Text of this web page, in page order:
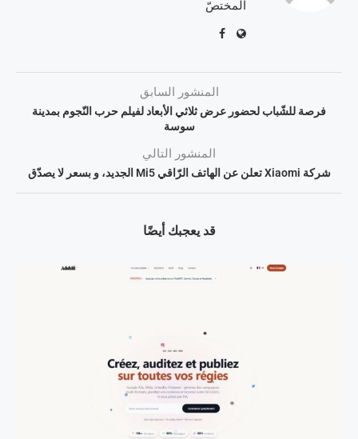
المختصّ
المنشور السابق
فرصة للشّباب لحضور عرض ثلاثي الأبعاد لفيلم حرب النّجوم بمدينة
سوسة
المنشور التالي
شركة Xiaomi تعلن عن الهاتف الرّاقي Mi5 الجديد، و بسعر لا يصدّق
قد يعجبك أيضًا